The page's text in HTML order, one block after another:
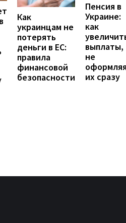
Как
украинцам не
потерять
деньги в ЕС:
правила
финансовой
безопасности
Пенсия в
Украине:
как
выплаты,
не
их сразу